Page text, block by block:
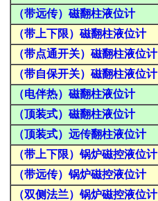
（带远传）磁翻柱液位计
（带上下限）磁翻柱液位计
（带点通开关）磁翻柱液位计
（带自保开关）磁翻柱液位计
（电伴热）磁翻柱液位计
（顶装式）磁翻柱液位计
（顶装式）远传翻柱液位计
（带上下限）锅炉磁控液位计
（带远传）锅炉磁控液位计
（双侧法兰）锅炉磁控液位计